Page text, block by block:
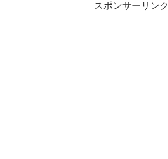
スポンサーリンク